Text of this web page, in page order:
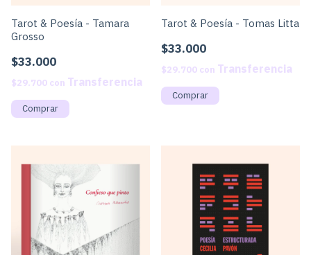
Tarot & Poesía - Tamara
Grosso
$33.000
$29.700 con
Tarot & Poesía - Tomas Litta
$33.000
$29.700 con